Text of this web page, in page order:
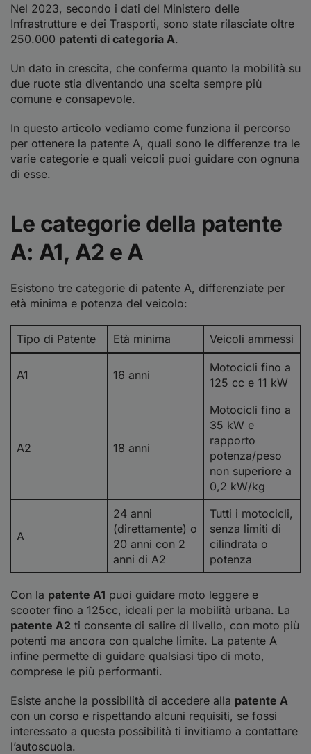
Nel 2023, secondo i dati del Ministero delle
Infrastrutture e dei Trasporti, sono state rilasciate oltre
250.000 patenti di categoria A.
Un dato in crescita, che conferma quanto la mobilità su
due ruote stia diventando una scelta sempre più
comune e consapevole.
In questo articolo vediamo come funziona il percorso
per ottenere la patente A, quali sono le differenze tra le
varie categorie e quali veicoli puoi guidare con ognuna
di esse.
Le categorie della patente
A: A1, A2 e A
Esistono tre categorie di patente A, differenziate per
età minima e potenza del veicolo:
Tipo di Patente Età minima Veicoli ammessi
A1 16 anni
Motocicli fino a
125 cc e 11 kW
A2 18 anni
Motocicli fino a
35 kW e
rapporto
potenza/peso
non superiore a
0,2 kW/kg
A
24 anni
(direttamente) o
20 anni con 2
anni di A2
Tutti i motocicli,
senza limiti di
cilindrata o
potenza
Con la patente A1 puoi guidare moto leggere e
scooter fino a 125cc, ideali per la mobilità urbana. La
patente A2 ti consente di salire di livello, con moto più
potenti ma ancora con qualche limite. La patente A
infine permette di guidare qualsiasi tipo di moto,
comprese le più performanti.
Esiste anche la possibilità di accedere alla patente A
con un corso e rispettando alcuni requisiti, se fossi
interessato a questa possibilità ti invitiamo a contattare
l’autoscuola.